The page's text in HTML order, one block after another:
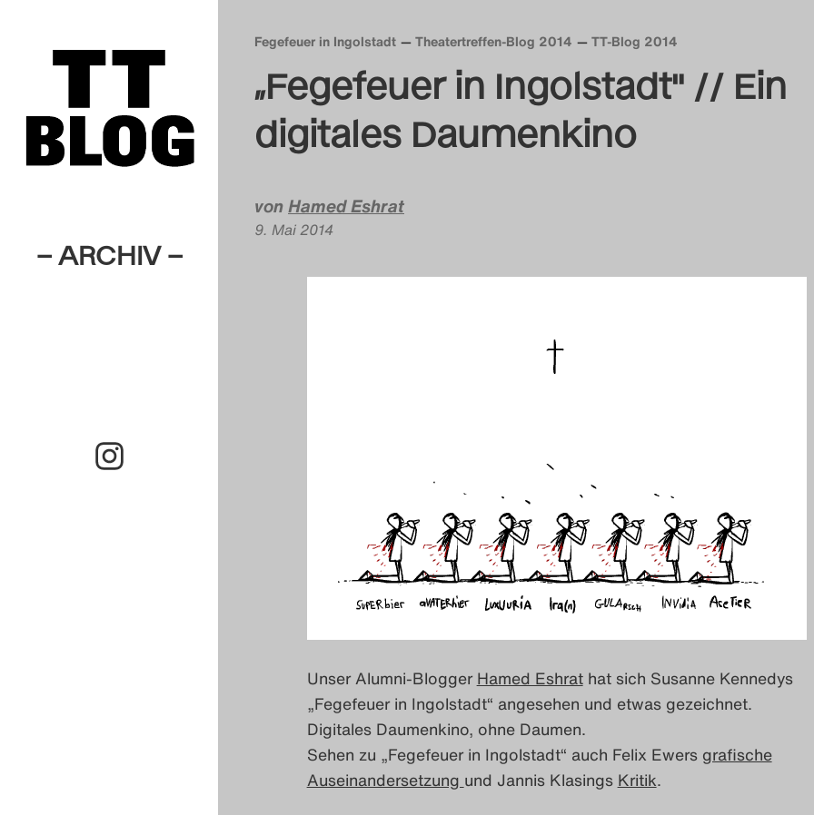
– ARCHIV –
Fegefeuer in Ingolstadt Theatertreffen-Blog 2014 TT-Blog 2014
„Fegefeuer in Ingolstadt" // Ein
digitales Daumenkino
vonHamed Eshrat
9. Mai 2014
Unser Alumni-BloggerHamed Eshrathat sich Susanne Kennedys
„Fegefeuer in Ingolstadt“ angesehen und etwas gezeichnet.
Digitales Daumenkino, ohne Daumen.
Sehen zu „Fegefeuer in Ingolstadt“ auch Felix Ewers grafische
Auseinandersetzung und Jannis Klasings Kritik.